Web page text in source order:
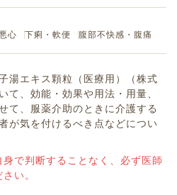
心 下痢・軟便 腹部不快感・腹痛
湯エキス顆粒（医療用）（株式
て、効能・効果や用法・用量、
て、服薬介助のときに介護する
が気を付けるべき点などについ
で判断することなく、必ず医師
い。